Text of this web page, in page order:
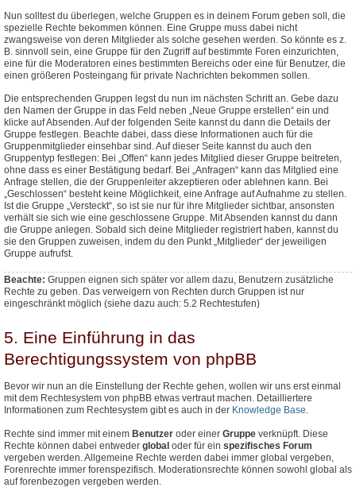
Nun solltest du überlegen, welche Gruppen es in deinem Forum geben soll, die
spezielle Rechte bekommen können. Eine Gruppe muss dabei nicht
zwangsweise von deren Mitglieder als solche gesehen werden. So könnte es z.
B. sinnvoll sein, eine Gruppe für den Zugriff auf bestimmte Foren einzurichten,
eine für die Moderatoren eines bestimmten Bereichs oder eine für Benutzer, die
einen größeren Posteingang für private Nachrichten bekommen sollen.
Die entsprechenden Gruppen legst du nun im nächsten Schritt an. Gebe dazu
den Namen der Gruppe in das Feld neben „Neue Gruppe erstellen“ ein und
klicke auf Absenden. Auf der folgenden Seite kannst du dann die Details der
Gruppe festlegen. Beachte dabei, dass diese Informationen auch für die
Gruppenmitglieder einsehbar sind. Auf dieser Seite kannst du auch den
Gruppentyp festlegen: Bei „Offen“ kann jedes Mitglied dieser Gruppe beitreten,
ohne dass es einer Bestätigung bedarf. Bei „Anfragen“ kann das Mitglied eine
Anfrage stellen, die der Gruppenleiter akzeptieren oder ablehnen kann. Bei
„Geschlossen“ besteht keine Möglichkeit, eine Anfrage auf Aufnahme zu stellen.
Ist die Gruppe „Versteckt“, so ist sie nur für ihre Mitglieder sichtbar, ansonsten
verhält sie sich wie eine geschlossene Gruppe. Mit Absenden kannst du dann
die Gruppe anlegen. Sobald sich deine Mitglieder registriert haben, kannst du
sie den Gruppen zuweisen, indem du den Punkt „Mitglieder“ der jeweiligen
Gruppe aufrufst.
Beachte: Gruppen eignen sich später vor allem dazu, Benutzern zusätzliche
Rechte zu geben. Das verweigern von Rechten durch Gruppen ist nur
eingeschränkt möglich (siehe dazu auch: 5.2 Rechtestufen)
5. Eine Einführung in das
Berechtigungssystem von phpBB
Bevor wir nun an die Einstellung der Rechte gehen, wollen wir uns erst einmal
mit dem Rechtesystem von phpBB etwas vertraut machen. Detailliertere
Informationen zum Rechtesystem gibt es auch in der Knowledge Base.
Rechte sind immer mit einem Benutzer oder einer Gruppe verknüpft. Diese
Rechte können dabei entweder global oder für ein spezifisches Forum
vergeben werden. Allgemeine Rechte werden dabei immer global vergeben,
Forenrechte immer forenspezifisch. Moderationsrechte können sowohl global als
auf forenbezogen vergeben werden.